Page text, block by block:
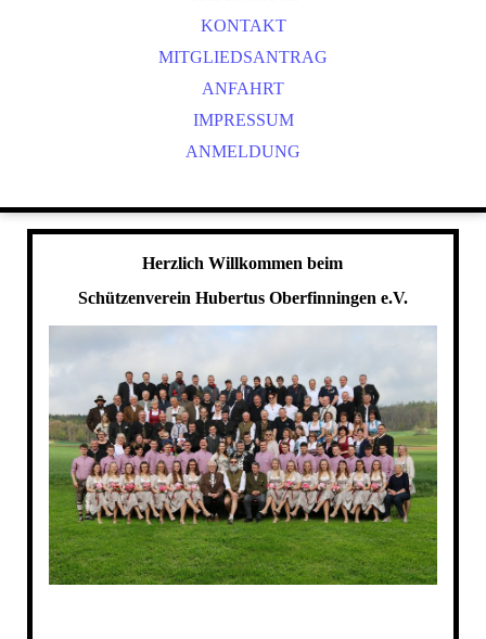
BILDER BÖLLER
KONTAKT
MITGLIEDSANTRAG
ANFAHRT
IMPRESSUM
ANMELDUNG
Herzlich Willkommen beim
Schützenverein Hubertus Oberfinningen e.V.